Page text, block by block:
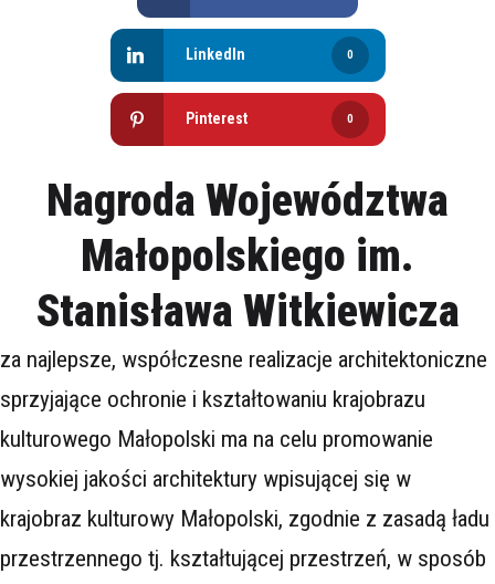
LinkedIn 0
Pinterest 0
Nagroda Województwa
Małopolskiego im.
Stanisława Witkiewicza
za najlepsze, współczesne realizacje architektoniczne
sprzyjające ochronie i kształtowaniu krajobrazu
kulturowego Małopolski ma na celu promowanie
wysokiej jakości architektury wpisującej się w
krajobraz kulturowy Małopolski, zgodnie z zasadą ładu
przestrzennego tj. kształtującej przestrzeń, w sposób